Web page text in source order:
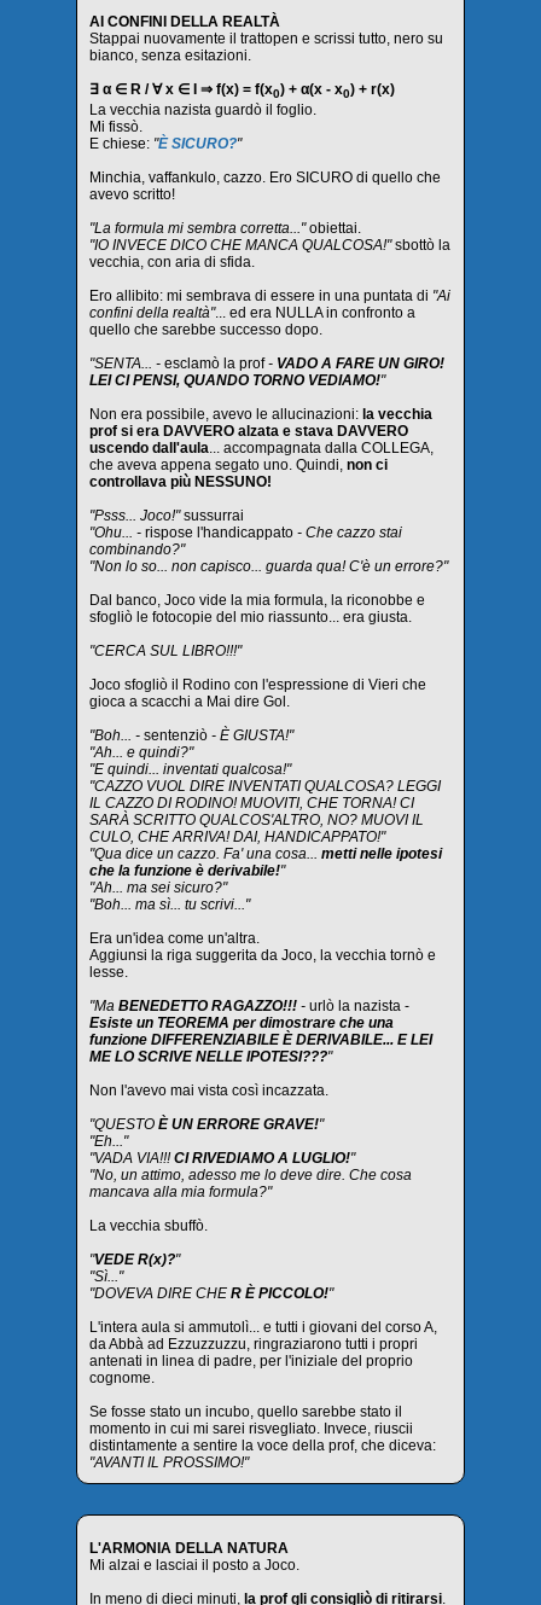
AI CONFINI DELLA REALTÀ
Stappai nuovamente il trattopen e scrissi tutto, nero su
bianco, senza esitazioni.
∃ α ∈ R / ∀ x ∈ I ⇒ f(x) = f(x0) + α(x - x0) + r(x)
La vecchia nazista guardò il foglio.
Mi fissò.
E chiese: "È SICURO?"
Minchia, vaffankulo, cazzo. Ero SICURO di quello che
avevo scritto!
"La formula mi sembra corretta..."obiettai.
"IO INVECE DICO CHE MANCA QUALCOSA!"sbottò la
vecchia, con aria di sfida.
Ero allibito: mi sembrava di essere in una puntata di "Ai
confini della realtà"... ed era NULLA in confronto a
quello che sarebbe successo dopo.
"SENTA... - esclamò la prof- VADO A FARE UN GIRO!
LEI CI PENSI, QUANDO TORNO VEDIAMO!"
Non era possibile, avevo le allucinazioni: la vecchia
prof si era DAVVERO alzata e stava DAVVERO
uscendo dall'aula... accompagnata dalla COLLEGA,
che aveva appena segato uno. Quindi, non ci
controllava più NESSUNO!
"Psss... Joco!"sussurrai
"Ohu... - rispose l'handicappato - Che cazzo stai
combinando?"
"Non lo so... non capisco... guarda qua! C'è un errore?"
Dal banco, Joco vide la mia formula, la riconobbe e
sfogliò le fotocopie del mio riassunto... era giusta.
"CERCA SUL LIBRO!!!"
Joco sfogliò il Rodino con l'espressione di Vieri che
gioca a scacchi a Mai dire Gol.
"Boh... - sentenziò - È GIUSTA!"
"Ah... e quindi?"
"E quindi... inventati qualcosa!"
"CAZZO VUOL DIRE INVENTATI QUALCOSA? LEGGI
IL CAZZO DI RODINO! MUOVITI, CHE TORNA! CI
SARÀ SCRITTO QUALCOS'ALTRO, NO? MUOVI IL
CULO, CHE ARRIVA! DAI, HANDICAPPATO!"
"Qua dice un cazzo. Fa' una cosa... metti nelle ipotesi
che la funzione è derivabile!"
"Ah... ma sei sicuro?"
"Boh... ma sì... tu scrivi..."
Era un'idea come un'altra.
Aggiunsi la riga suggerita da Joco, la vecchia tornò e
lesse.
"Ma BENEDETTO RAGAZZO!!! - urlò la nazista -
Esiste un TEOREMA per dimostrare che una
funzione DIFFERENZIABILE È DERIVABILE... E LEI
ME LO SCRIVE NELLE IPOTESI???"
Non l'avevo mai vista così incazzata.
"QUESTO È UN ERRORE GRAVE!"
"Eh..."
"VADA VIA!!!CI RIVEDIAMO A LUGLIO!"
"No, un attimo, adesso me lo deve dire. Che cosa
mancava alla mia formula?"
La vecchia sbuffò.
"VEDE R(x)?"
"Sì..."
"DOVEVA DIRE CHE R È PICCOLO!"
L'intera aula si ammutolì... e tutti i giovani del corso A,
da Abbà ad Ezzuzzuzzu, ringraziarono tutti i propri
antenati in linea di padre, per l'iniziale del proprio
cognome.
Se fosse stato un incubo, quello sarebbe stato il
momento in cui mi sarei risvegliato. Invece, riuscii
distintamente a sentire la voce della prof, che diceva:
"AVANTI IL PROSSIMO!"
L'ARMONIA DELLA NATURA
Mi alzai e lasciai il posto a Joco.
In meno di dieci minuti, la prof gli consigliò di ritirarsi.